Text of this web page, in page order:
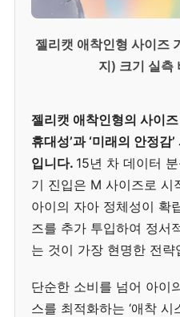
젤리캣 애착인형 사이즈
지) 크기 실측
젤리캣 애착인형의 사이
휴대성’과 ‘미래의 안정감
입니다. 15년 차 데이터
기 진입은 M 사이즈로 시
아이의 자아 정체성이 확
즈를 추가 투입하여 정서
는 것이 가장 현명한 전략
단순한 소비를 넘어 아이
스를 최적화하는 ‘애착 시